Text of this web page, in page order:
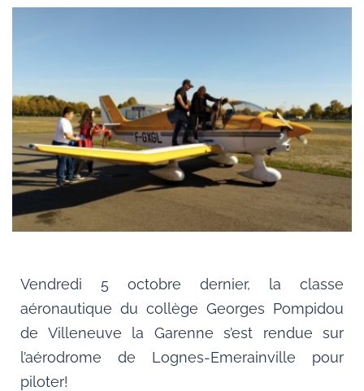
Vendredi 5 octobre dernier, la classe
aéronautique du collège Georges Pompidou
de Villeneuve la Garenne s’est rendue sur
l’aérodrome de Lognes-Emerainville pour
piloter!